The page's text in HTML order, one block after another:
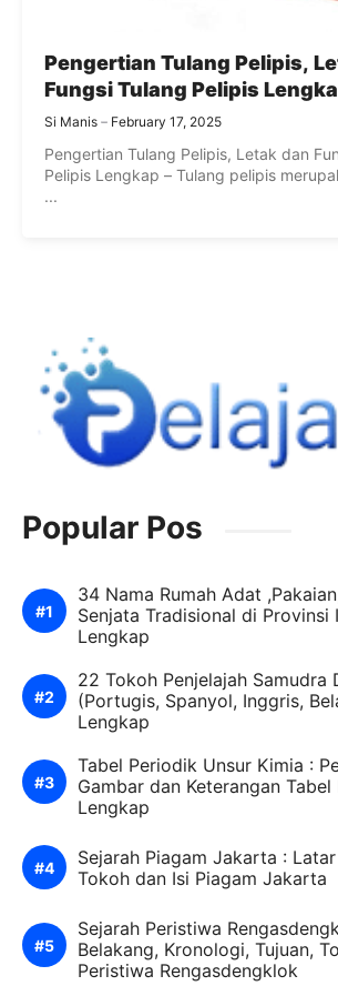
Pengertian Tulang Pelipis,
Fungsi Tulang Pelipis
Si Manis February 17, 2025
Pengertian Tulang Pelipis, Letak dan
Pelipis Lengkap – Tulang pelipis
...
Popular Pos
34 Nama Rumah Adat
Senjata Tradisional di Provinsi
Lengkap
22 Tokoh Penjelajah Samudra
(Portugis, Spanyol, Inggris,
Lengkap
Tabel Periodik Unsur Kimia :
Gambar dan Keterangan
Lengkap
Sejarah Piagam Jakarta :
Tokoh dan Isi Piagam Jakarta
Sejarah Peristiwa
Belakang, Kronologi, Tujuan,
Peristiwa Rengasdengklok